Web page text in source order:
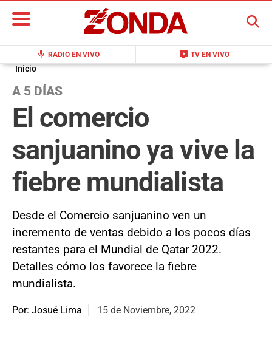
mic RADIO EN VIVO live_tv TV EN VIVO
BUSCAR
Inicio
A 5 DÍAS
El comercio
sanjuanino ya vive la
fiebre mundialista
Desde el Comercio sanjuanino ven un
incremento de ventas debido a los pocos días
restantes para el Mundial de Qatar 2022.
Detalles cómo los favorece la fiebre
mundialista.
Por: Josué Lima 15 de Noviembre, 2022